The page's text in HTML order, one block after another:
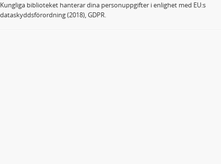
Kungliga biblioteket hanterar dina personuppgifter i enlighet med EU:s
dataskyddsförordning (2018), GDPR.